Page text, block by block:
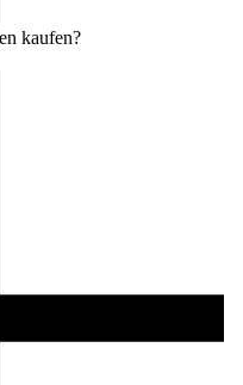
kaufen?